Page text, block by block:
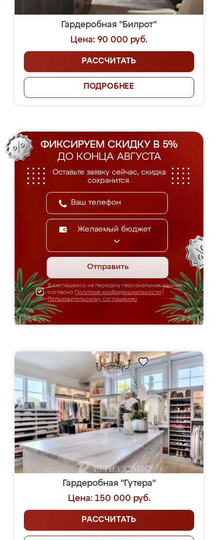
Гардеробная "Билрот"
Цена: 90 000 руб.
РАССЧИТАТЬ
ПОДРОБНЕЕ
ФИКСИРУЕМ СКИДКУ В 5%
ДО КОНЦА АВГУСТА
Оставьте заявку сейчас, скидка
сохранится.
Желаемый бюджет
Отправить
Я соглашаюсь на передачу персональных данных
согласно Политике конфиденциальности
Пользовательскому соглашению
Гардеробная "Гутера"
Цена: 150 000 руб.
РАССЧИТАТЬ